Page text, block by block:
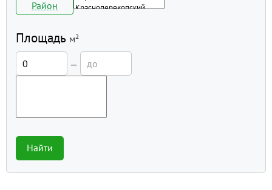
Район
Площадь м²
—
Найти